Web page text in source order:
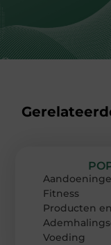
Fitness
Producten
Voeding